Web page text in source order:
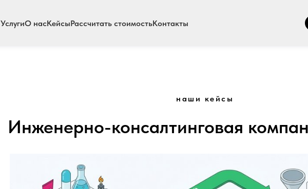
УслугиО насКейсыРассчитать стоимостьКонтакты
наши кейсы
Инженерно-консалтинговая